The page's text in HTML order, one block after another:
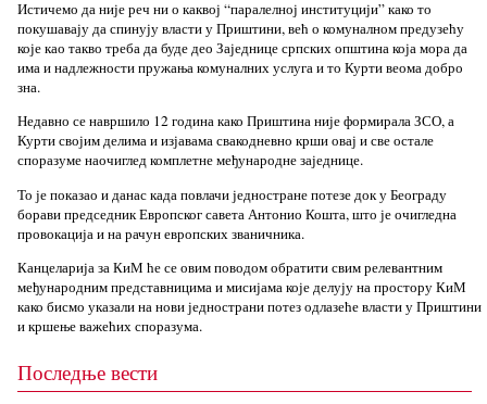
Истичемо да није реч ни о каквој “паралелној институцији” како то
покушавају да спинују власти у Приштини, већ о комуналном предузећу
које као такво треба да буде део Заједнице српских општина која мора да
има и надлежности пружања комуналних услуга и то Курти веома добро
зна.
Недавно се навршило 12 година како Приштина није формирала ЗСО, а
Курти својим делима и изјавама свакодневно крши овај и све остале
споразуме наочиглед комплетне међународне заједнице.
То је показао и данас када повлачи једностране потезе док у Београду
борави председник Европског савета Антонио Кошта, што је очигледна
провокација и на рачун европских званичника.
Канцеларија за КиМ ће се овим поводом обратити свим релевантним
међународним представницима и мисијама које делују на простору КиМ
како бисмо указали на нови једнострани потез одлазеће власти у Приштини
и кршење важећих споразума.
Последње вести